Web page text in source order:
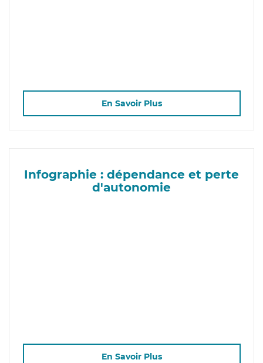
En Savoir Plus
Infographie : dépendance et perte
d'autonomie
En Savoir Plus